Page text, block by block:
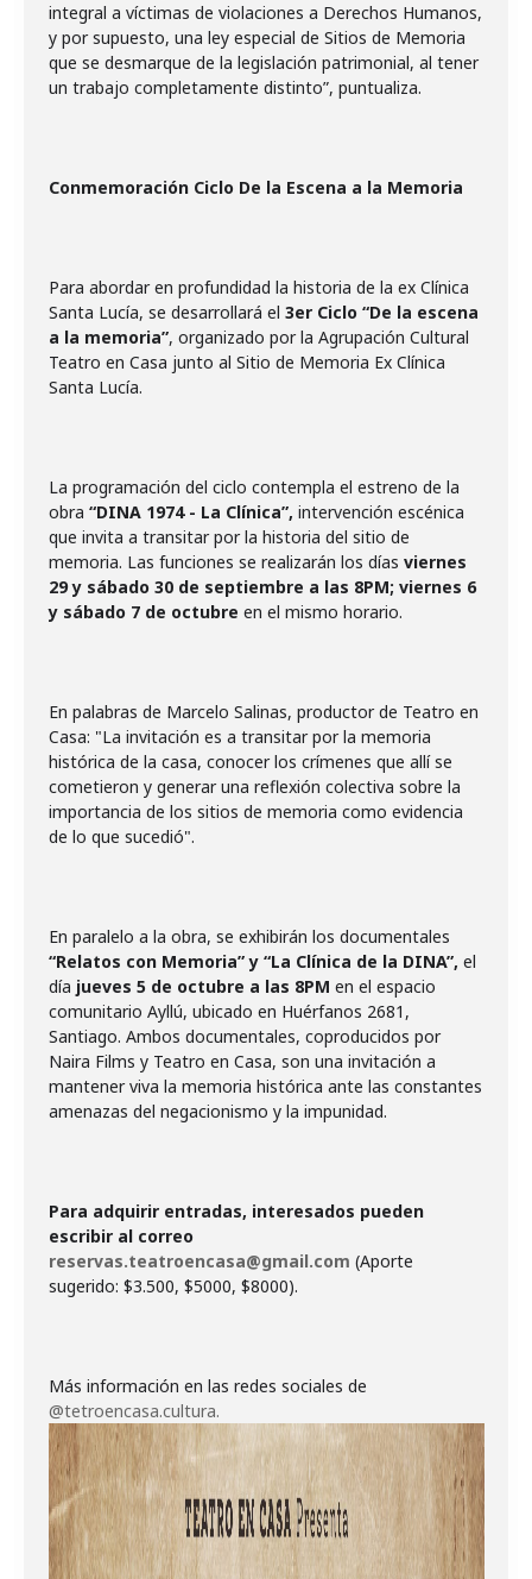
integral a víctimas de violaciones a Derechos Humanos,
y por supuesto, una ley especial de Sitios de Memoria
que se desmarque de la legislación patrimonial, al tener
un trabajo completamente distinto”, puntualiza.
Conmemoración Ciclo De la Escena a la Memoria
Para abordar en profundidad la historia de la ex Clínica
Santa Lucía, se desarrollará el 3er Ciclo “De la escena
a la memoria”, organizado por la Agrupación Cultural
Teatro en Casa junto al Sitio de Memoria Ex Clínica
Santa Lucía.
La programación del ciclo contempla el estreno de la
obra “DINA 1974 - La Clínica”, intervención escénica
que invita a transitar por la historia del sitio de
memoria. Las funciones se realizarán los días viernes
29 y sábado 30 de septiembre a las 8PM; viernes 6
y sábado 7 de octubre en el mismo horario.
En palabras de Marcelo Salinas, productor de Teatro en
Casa: "La invitación es a transitar por la memoria
histórica de la casa, conocer los crímenes que allí se
cometieron y generar una reflexión colectiva sobre la
importancia de los sitios de memoria como evidencia
de lo que sucedió".
En paralelo a la obra, se exhibirán los documentales
“Relatos con Memoria” y “La Clínica de la DINA”, el
día jueves 5 de octubre a las 8PM en el espacio
comunitario Ayllú, ubicado en Huérfanos 2681,
Santiago. Ambos documentales, coproducidos por
Naira Films y Teatro en Casa, son una invitación a
mantener viva la memoria histórica ante las constantes
amenazas del negacionismo y la impunidad.
Para adquirir entradas, interesados pueden
escribir al correo
reservas.teatroencasa@gmail.com (Aporte
sugerido: $3.500, $5000, $8000).
Más información en las redes sociales de
@tetroencasa.cultura.